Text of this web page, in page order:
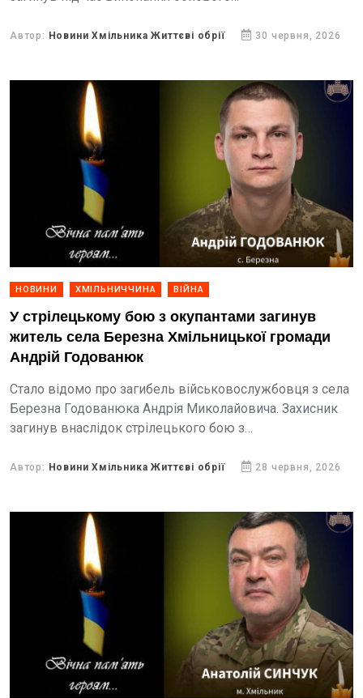
Автор: Новини Хмільника Життєві обрії 30 червня, 2026
НОВИНИ ХМІЛЬНИЧЧИНА ВІЙНА
У стрілецькому бою з окупантами загинув
житель села Березна Хмільницької громади
Андрій Годованюк
Стало відомо про загибель військовослужбовця з села
Березна Годованюка Андрія Миколайовича. Захисник
загинув внаслідок стрілецького бою з
Автор: Новини Хмільника Життєві обрії 28 червня, 2026